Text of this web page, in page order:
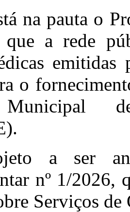
na pauta o
que a rede
o
a ser
nº 1/2026,
Serviços